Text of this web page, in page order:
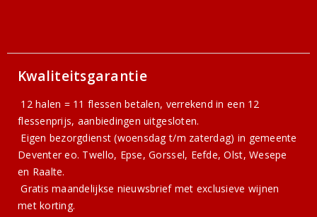
Kwaliteitsgarantie
12 halen = 11 flessen betalen, verrekend in een 12
flessenprijs, aanbiedingen uitgesloten.
Eigen bezorgdienst (woensdag t/m zaterdag) in gemeente
Deventer eo. Twello, Epse, Gorssel, Eefde, Olst, Wesepe
en Raalte.
Gratismaandelijkse nieuwsbriefmet exclusieve wijnen
met korting.